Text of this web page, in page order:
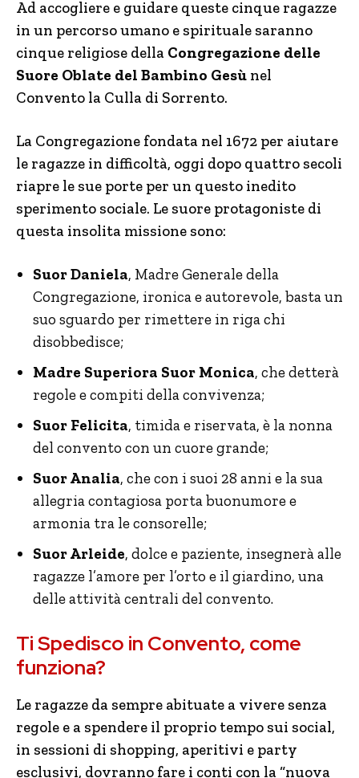
Ad accogliere e guidare queste cinque ragazze
in un percorso umano e spirituale saranno
cinque religiose della Congregazione delle
Suore Oblate del Bambino Gesù nel
Convento la Culla di Sorrento.
La Congregazione fondata nel 1672 per aiutare
le ragazze in difficoltà, oggi dopo quattro secoli
riapre le sue porte per un questo inedito
sperimento sociale. Le suore protagoniste di
questa insolita missione sono:
Suor Daniela, Madre Generale della
Congregazione, ironica e autorevole, basta un
suo sguardo per rimettere in riga chi
disobbedisce;
Madre Superiora Suor Monica, che detterà
regole e compiti della convivenza;
Suor Felicita, timida e riservata, è la nonna
del convento con un cuore grande;
Suor Analia, che con i suoi 28 anni e la sua
allegria contagiosa porta buonumore e
armonia tra le consorelle;
Suor Arleide, dolce e paziente, insegnerà alle
ragazze l’amore per l’orto e il giardino, una
delle attività centrali del convento.
Ti Spedisco in Convento, come
funziona?
Le ragazze da sempre abituate a vivere senza
regole e a spendere il proprio tempo sui social,
in sessioni di shopping, aperitivi e party
esclusivi, dovranno fare i conti con la “nuova